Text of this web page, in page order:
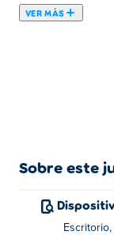
VER MÁS
la obra con una
suelo a toda
esa profunda
de limpiar!
¿Cómo se
Haz clic o pulsa
Sobre este